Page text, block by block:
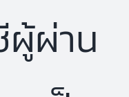
ผ่าน